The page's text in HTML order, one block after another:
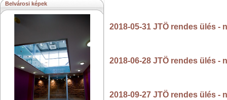
Belvárosi képek
2018-05-31 JTÖ rendes ülés
2018-06-28 JTÖ rendes ülés
2018-09-27 JTÖ rendes ülés